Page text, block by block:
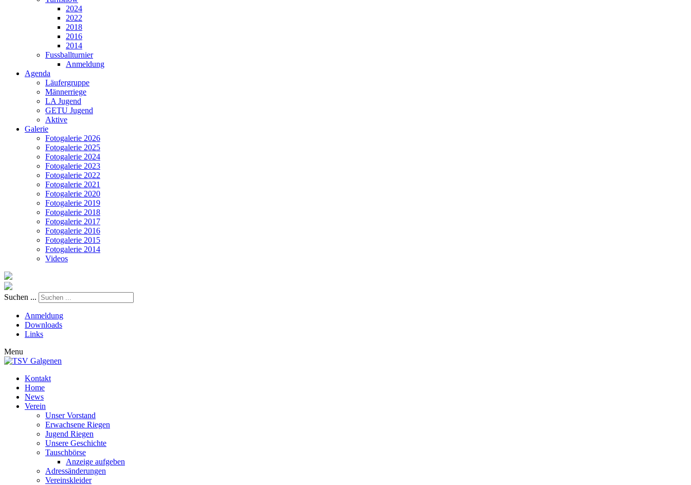
2024
2022
2018
2016
2014
Fussballturnier
Anmeldung
Agenda
Läufergruppe
Männerriege
LA Jugend
GETU Jugend
Aktive
Galerie
Fotogalerie 2026
Fotogalerie 2025
Fotogalerie 2024
Fotogalerie 2023
Fotogalerie 2022
Fotogalerie 2021
Fotogalerie 2020
Fotogalerie 2019
Fotogalerie 2018
Fotogalerie 2017
Fotogalerie 2016
Fotogalerie 2015
Fotogalerie 2014
Videos
Suchen ...
Anmeldung
Downloads
Links
Menu
Kontakt
Home
News
Verein
Unser Vorstand
Erwachsene Riegen
Jugend Riegen
Unsere Geschichte
Tauschbörse
Anzeige aufgeben
Adressänderungen
Vereinskleider